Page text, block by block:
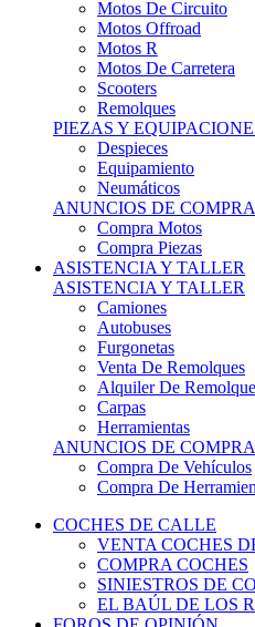
Motos R
Motos De Carretera
Scooters
Remolques
PIEZAS Y EQUIPACIONES
Despieces
Equipamiento
Neumáticos
ANUNCIOS DE COMPRA
Compra Motos
Compra Piezas
ASISTENCIA Y TALLER
ASISTENCIA Y TALLER
Camiones
Autobuses
Furgonetas
Venta De Remolques
Alquiler De
Carpas
Herramientas
ANUNCIOS DE COMPRA
Compra De Vehículos
Compra De
COCHES DE CALLE
VENTA COCHES
COMPRA COCHES
SINIESTROS DE
EL BAÚL DE LOS
FOROS DE OPINIÓN
FORO GENERAL